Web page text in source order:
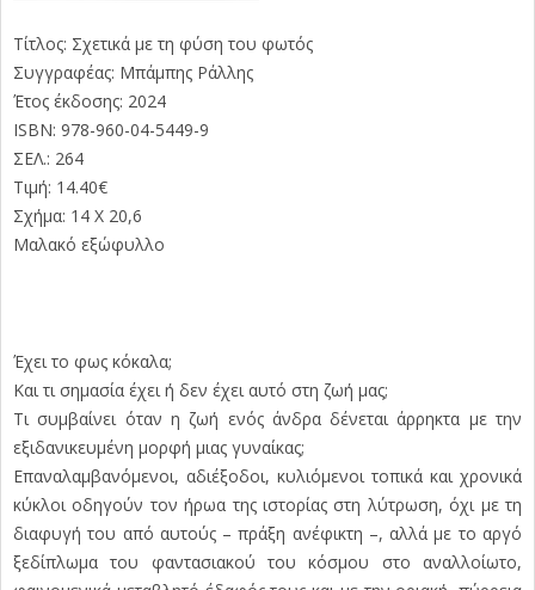
Τίτλος: Σχετικά με τη φύση του φωτός
Συγγραφέας: Μπάμπης Ράλλης
Έτος έκδοσης: 2024
ISBN: 978-960-04-5449-9
ΣΕΛ.: 264
Τιμή: 14.40€
Σχήμα: 14 Χ 20,6
Μαλακό εξώφυλλο
Έχει το φως κόκαλα;
Και τι σημασία έχει ή δεν έχει αυτό στη ζωή μας;
Τι συμβαίνει όταν η ζωή ενός άνδρα δένεται άρρηκτα με την
εξιδανικευμένη μορφή μιας γυναίκας;
Επαναλαμβανόμενοι, αδιέξοδοι, κυλιόμενοι τοπικά και χρονικά
κύκλοι οδηγούν τον ήρωα της ιστορίας στη λύτρωση, όχι με τη
διαφυγή του από αυτούς – πράξη ανέφικτη –, αλλά με το αργό
ξεδίπλωμα του φαντασιακού του κόσμου στο αναλλοίωτο,